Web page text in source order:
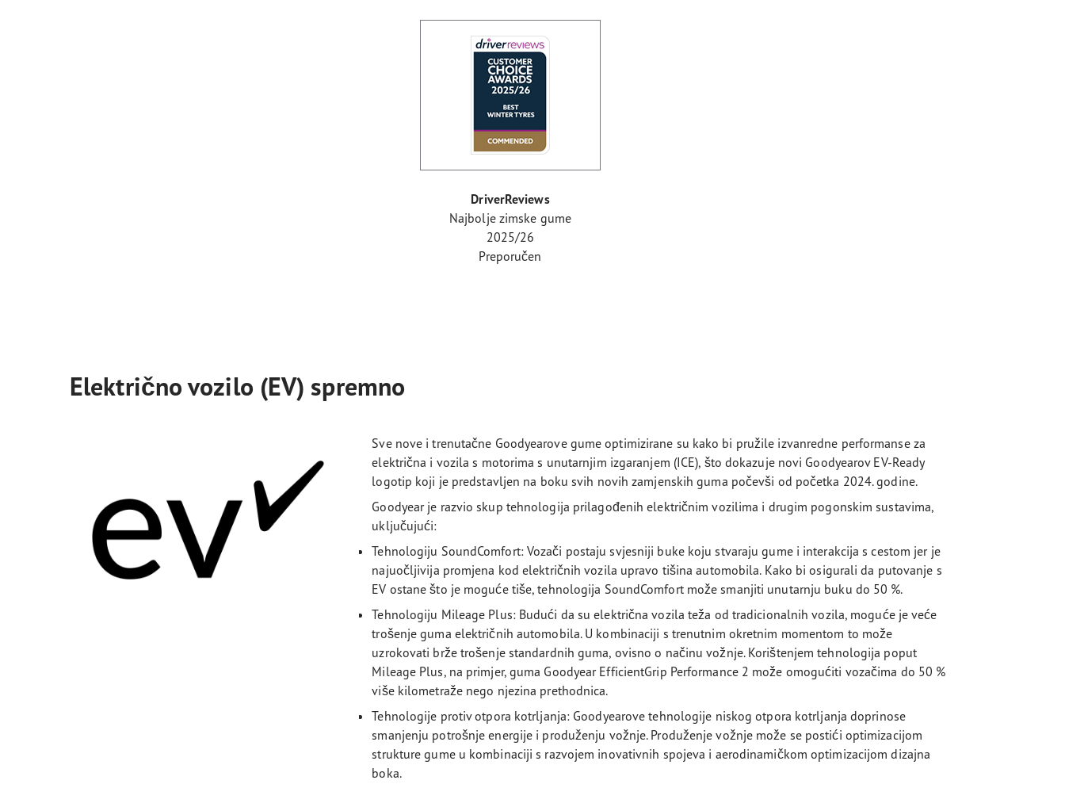
DriverReviews
Najbolje zimske gume
2025/26
Preporučen
Električno vozilo (EV) spremno
Sve nove i trenutačne Goodyearove gume optimizirane su kako bi pružile izvanredne performanse za
električna i vozila s motorima s unutarnjim izgaranjem (ICE), što dokazuje novi Goodyearov EV-Ready
logotip koji je predstavljen na boku svih novih zamjenskih guma počevši od početka 2024. godine.
Goodyear je razvio skup tehnologija prilagođenih električnim vozilima i drugim pogonskim sustavima,
uključujući:
Tehnologiju SoundComfort: Vozači postaju svjesniji buke koju stvaraju gume i interakcija s cestom jer je
najuočljivija promjena kod električnih vozila upravo tišina automobila. Kako bi osigurali da putovanje s
EV ostane što je moguće tiše, tehnologija SoundComfort može smanjiti unutarnju buku do 50 %.
Tehnologiju Mileage Plus: Budući da su električna vozila teža od tradicionalnih vozila, moguće je veće
trošenje guma električnih automobila. U kombinaciji s trenutnim okretnim momentom to može
uzrokovati brže trošenje standardnih guma, ovisno o načinu vožnje. Korištenjem tehnologija poput
Mileage Plus, na primjer, guma Goodyear EfficientGrip Performance 2 može omogućiti vozačima do 50 %
više kilometraže nego njezina prethodnica.
Tehnologije protiv otpora kotrljanja: Goodyearove tehnologije niskog otpora kotrljanja doprinose
smanjenju potrošnje energije i produženju vožnje. Produženje vožnje može se postići optimizacijom
strukture gume u kombinaciji s razvojem inovativnih spojeva i aerodinamičkom optimizacijom dizajna
boka.